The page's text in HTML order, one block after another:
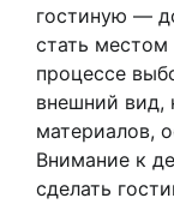
гостиную —
стать
процессе
внешний вид,
материалов,
Внимание к
сделать